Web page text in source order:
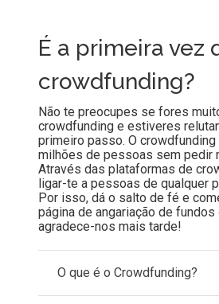
É a primeira vez
crowdfunding?
Não te preocupes se fores
crowdfunding e estiveres
primeiro passo. O crowdfunding
milhões de pessoas sem pedir
Através das plataformas de
ligar-te a pessoas de qualquer
Por isso, dá o salto de fé e
página de angariação de fundos
agradece-nos mais tarde!
O que é o Crowdfunding?